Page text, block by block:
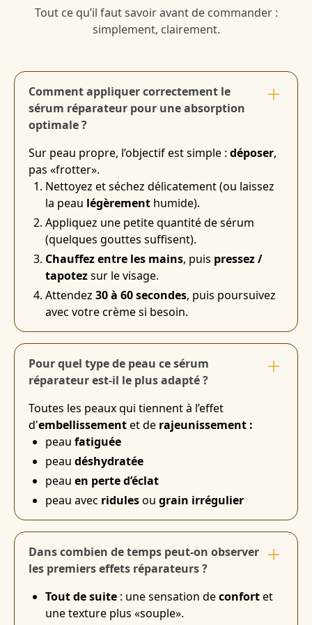
Tout ce qu’il faut savoir avant de commander :
simplement, clairement.
Comment appliquer correctement le
sérum réparateur pour une absorption
optimale ?
Sur peau propre, l’objectif est simple : déposer,
pas «frotter».
Nettoyez et séchez délicatement (ou laissez
la peau légèrement humide).
Appliquez une petite quantité de sérum
(quelques gouttes suffisent).
Chauffez entre les mains, puis pressez /
tapotezsur le visage.
Attendez 30 à 60 secondes, puis poursuivez
avec votre crème si besoin.
Pour quel type de peau ce sérum
réparateur est-il le plus adapté ?
Toutes les peaux qui tiennent à l’effet
d'embellissementet de rajeunissement :
peau fatiguée
peau déshydratée
peau en perte d’éclat
peau avec ridulesou grain irrégulier
Dans combien de temps peut-on observer
les premiers effets réparateurs ?
Tout de suite : une sensation deconfortet
une texture plus «souple».